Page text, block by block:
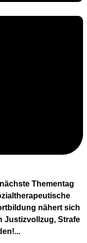
Thementag
nähert sich
Justizvollzug, Strafe